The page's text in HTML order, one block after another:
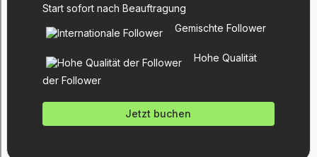
Start sofort nach Beauftragung
Gemischte Follower
Hohe Qualität
der Follower
Jetzt buchen